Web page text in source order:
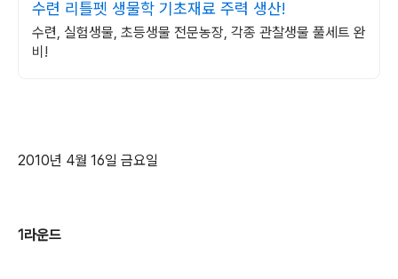
수련 리틀펫 생물학 기초재료 주력 생산!
수련, 실험생물, 초등생물 전문농장, 각종 관찰생물 풀세트 완
비!
2010년 4월 16일 금요일
1라운드